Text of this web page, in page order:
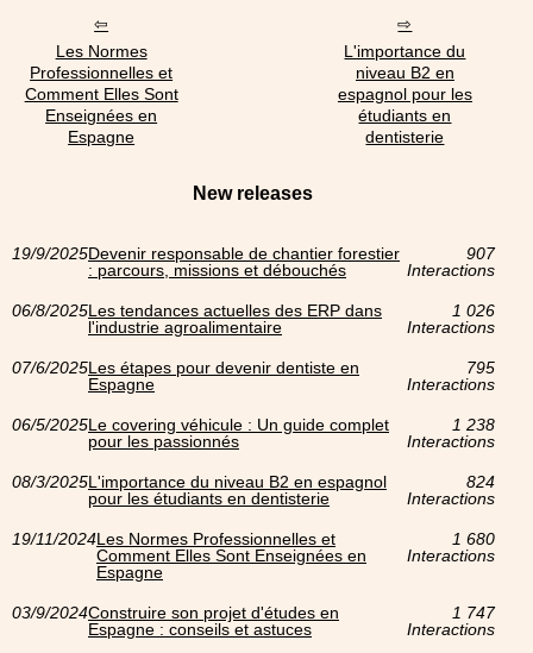
Les Normes
Professionnelles et
Comment Elles Sont
Enseignées en
Espagne
L'importance du
niveau B2 en
espagnol pour les
étudiants en
dentisterie
New releases
19/9/2025Devenir responsable de chantier forestier
: parcours, missions et débouchés
907
Interactions
06/8/2025Les tendances actuelles des ERP dans
l'industrie agroalimentaire
1 026
Interactions
07/6/2025Les étapes pour devenir dentiste en
Espagne
795
Interactions
06/5/2025Le covering véhicule : Un guide complet
pour les passionnés
1 238
Interactions
08/3/2025L'importance du niveau B2 en espagnol
pour les étudiants en dentisterie
824
Interactions
19/11/2024Les Normes Professionnelles et
Comment Elles Sont Enseignées en
Espagne
1 680
Interactions
03/9/2024Construire son projet d'études en
Espagne : conseils et astuces
1 747
Interactions